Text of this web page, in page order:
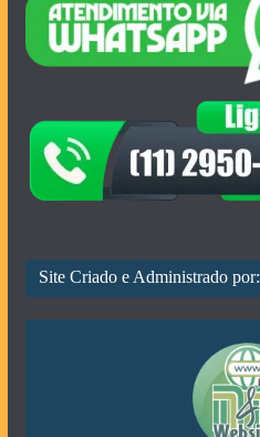
Site Criado e Administrado por: